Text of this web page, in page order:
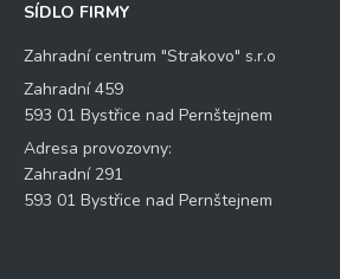
SÍDLO FIRMY
Zahradní centrum "Strakovo" s.r.o
Zahradní 459
593 01 Bystřice nad Pernštejnem
Adresa provozovny:
Zahradní 291
593 01 Bystřice nad Pernštejnem